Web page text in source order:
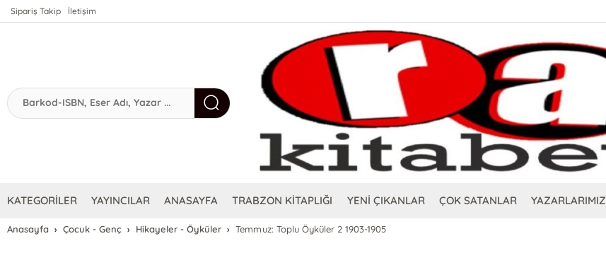
Sipariş Takip İletişim
KATEGORİLER YAYINCILAR ANASAYFA TRABZON KİTAPLIĞI YENİ ÇIKANLAR ÇOK SATANLAR YAZARLARIMIZ
Anasayfa Çocuk - Genç Hikayeler - Öyküler Temmuz: Toplu Öyküler 2 1903-1905